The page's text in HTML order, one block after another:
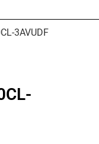
3AVUDF